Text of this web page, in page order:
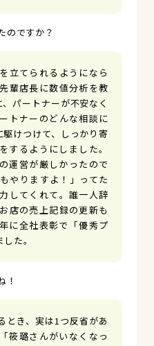
のですか？
立てられるようになら
輩店長に数値分析を教
パートナーが不安なく
トナーのどんな相談に
けつけて、しっかり寄
するようにしました。
運営が厳しかったので
やりますよ！」ってた
してくれて。誰一人辞
店の売上記録の更新も
に全社表彰で「優秀プ
た。
！
とき、実は1つ反省があ
筱璐さんがいなくなっ